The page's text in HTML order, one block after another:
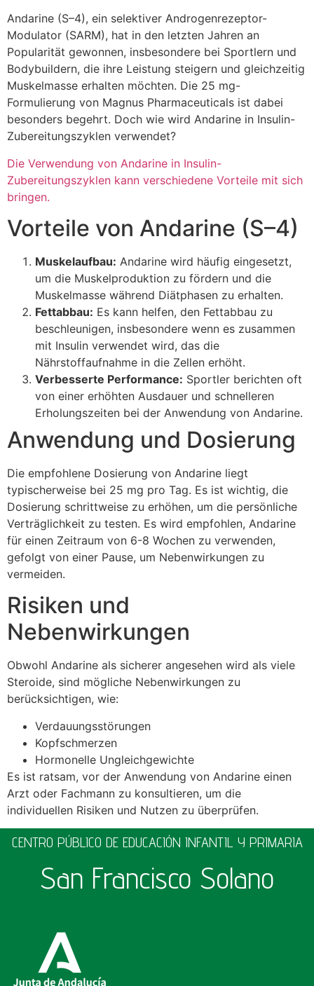
Andarine (S–4), ein selektiver Androgenrezeptor-
Modulator (SARM), hat in den letzten Jahren an
Popularität gewonnen, insbesondere bei Sportlern und
Bodybuildern, die ihre Leistung steigern und gleichzeitig
Muskelmasse erhalten möchten. Die 25 mg-
Formulierung von Magnus Pharmaceuticals ist dabei
besonders begehrt. Doch wie wird Andarine in Insulin-
Zubereitungszyklen verwendet?
Die Verwendung von Andarine in Insulin-
Zubereitungszyklen kann verschiedene Vorteile mit sich
bringen.
Vorteile von Andarine (S–4)
Muskelaufbau: Andarine wird häufig eingesetzt,
um die Muskelproduktion zu fördern und die
Muskelmasse während Diätphasen zu erhalten.
Fettabbau: Es kann helfen, den Fettabbau zu
beschleunigen, insbesondere wenn es zusammen
mit Insulin verwendet wird, das die
Nährstoffaufnahme in die Zellen erhöht.
Verbesserte Performance: Sportler berichten oft
von einer erhöhten Ausdauer und schnelleren
Erholungszeiten bei der Anwendung von Andarine.
Anwendung und Dosierung
Die empfohlene Dosierung von Andarine liegt
typischerweise bei 25 mg pro Tag. Es ist wichtig, die
Dosierung schrittweise zu erhöhen, um die persönliche
Verträglichkeit zu testen. Es wird empfohlen, Andarine
für einen Zeitraum von 6-8 Wochen zu verwenden,
gefolgt von einer Pause, um Nebenwirkungen zu
vermeiden.
Risiken und
Nebenwirkungen
Obwohl Andarine als sicherer angesehen wird als viele
Steroide, sind mögliche Nebenwirkungen zu
berücksichtigen, wie:
Verdauungsstörungen
Kopfschmerzen
Hormonelle Ungleichgewichte
Es ist ratsam, vor der Anwendung von Andarine einen
Arzt oder Fachmann zu konsultieren, um die
individuellen Risiken und Nutzen zu überprüfen.
CENTRO PÚBLICO DE EDUCACIÓN INFANTIL Y PRIMARIA
San Francisco Solano